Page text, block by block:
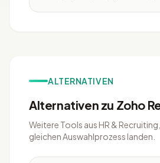
ALTERNATIVEN
Alternativen zu Zoho
Weitere Tools aus HR &
gleichen Auswahlprozess landen.